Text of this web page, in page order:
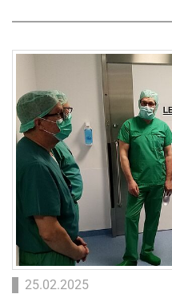
25.02.2025